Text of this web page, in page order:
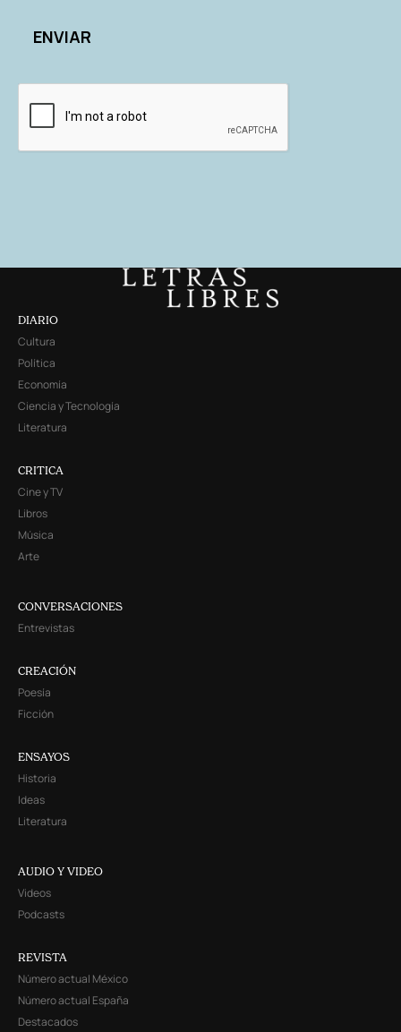
DIARIO
Cultura
Política
Economía
Ciencia y Tecnología
Literatura
CRITICA
Cine y TV
Libros
Música
Arte
CONVERSACIONES
Entrevistas
CREACIÓN
Poesía
Ficción
ENSAYOS
Historia
Ideas
Literatura
AUDIO Y VIDEO
Videos
Podcasts
REVISTA
Número actual México
Número actual España
Destacados